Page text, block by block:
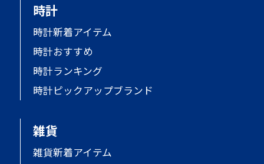
時計
時計新着アイテム
時計おすすめ
時計ランキング
時計ピックアップブランド
雑貨
雑貨新着アイテム